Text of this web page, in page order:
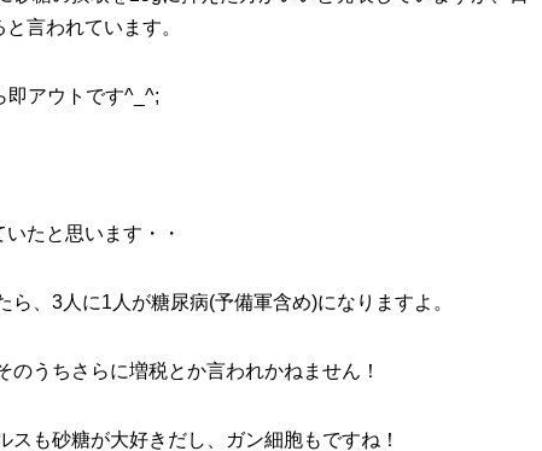
言われています。
即アウトです^_^;
たと思います・・
ら、3人に1人が糖尿病(予備軍含め)になりますよ。
のうちさらに増税とか言われかねません！
スも砂糖が大好きだし、ガン細胞もですね！